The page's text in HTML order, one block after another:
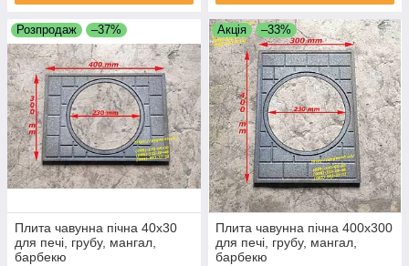
Розпродаж –37%
Плита чавунна пічна 40х30
для печі, грубу, мангал,
барбекю
Акція –33%
Плита чавунна пічна 400х300
для печі, грубу, мангал,
барбекю